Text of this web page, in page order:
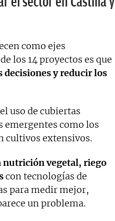
como ejes
los 14 proyectos es que
y reducir los
uso de cubiertas
como los
cultivos extensivos.
nutrición vegetal, riego
con tecnologías de
para medir mejor,
un problema.